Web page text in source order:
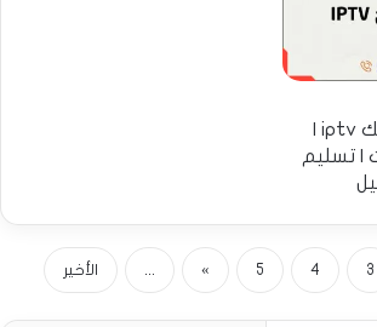
| تسليم
3
4
5
»
... الأخير